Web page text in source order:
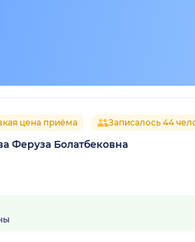
цена приёма Записалось 44
Феруза Болатбековна